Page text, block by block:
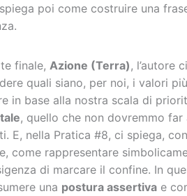
poi come costruire una
finale, Azione (Terra) , l’autore
quali siano, per noi, i valori
in base alla nostra scala di
, quello che non dovremmo
E, nella Pratica #8, ci spiega,
come rappresentare
di marcare il confine. In
una postura assertivae